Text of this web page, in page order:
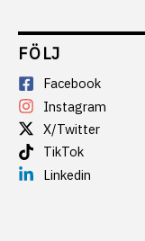
FÖLJ
Facebook
Instagram
X/Twitter
TikTok
Linkedin